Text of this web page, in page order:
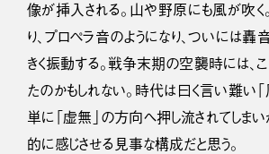
像が挿入される。山や野原にも風が吹く
り、プロペラ音のようになり、ついには
きく振動する。戦争末期の空襲時には、
たのかもしれない。時代は曰く言い難い
単に「虚無」の方向へ押し流されてしま
的に感じさせる見事な構成だと思う。